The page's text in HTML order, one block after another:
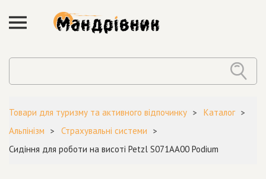
Товари для туризму та активного відпочинку
Каталог
Альпінізм
Страхувальні системи
Сидіння для роботи на висоті Petzl S071AA00 Podium